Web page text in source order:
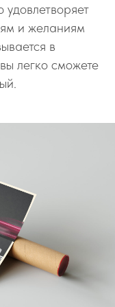
и желаниям
в
легко сможете